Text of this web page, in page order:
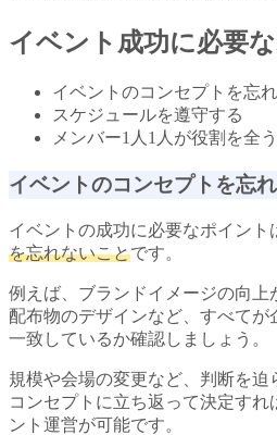
イベント成功に必要
イベントのコンセプトを忘
スケジュールを遵守する
メンバー1人1人が役割を全
イベントのコンセプトを忘
イベントの成功に必要なポイント
を忘れないことです。
例えば、ブランドイメージの向
配布物のデザインなど、すべてが
一致しているか確認しましょう。
規模や会場の変更など、判断を迫
コンセプトに立ち返って決定す
ント運営が可能です。